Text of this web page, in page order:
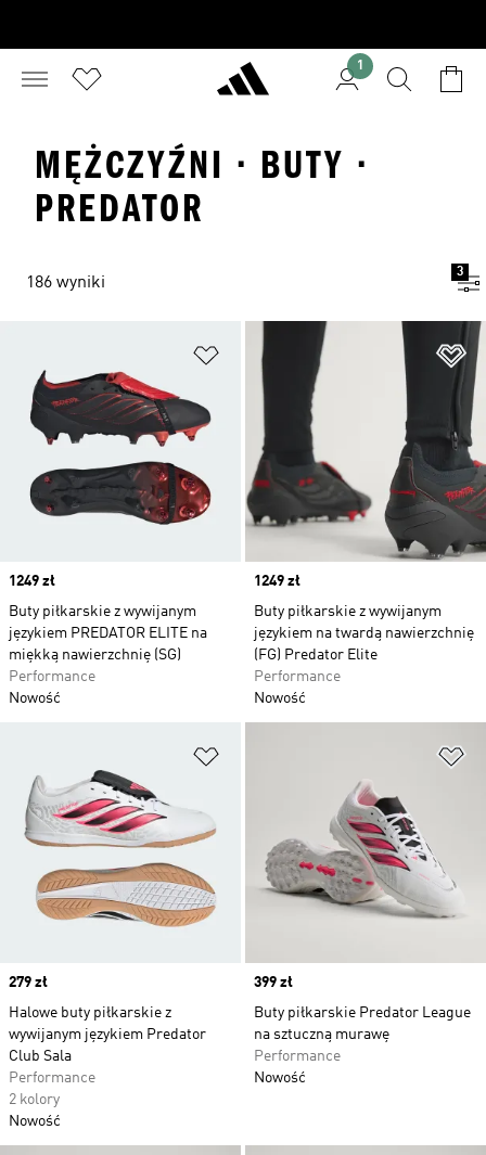
1
MĘŻCZYŹNI · BUTY ·
PREDATOR
186 wyniki
3
Dodaj do listy życzeń
Price
1249 zł
Buty piłkarskie z wywijanym
językiem PREDATOR ELITE na
miękką nawierzchnię (SG)
Performance
Nowość
Price
1249 zł
Buty piłkarskie z wywijanym
językiem na twardą nawierzchnię
(FG) Predator Elite
Performance
Nowość
Price
279 zł
Halowe buty piłkarskie z
wywijanym językiem Predator
Club Sala
Performance
2 kolory
Nowość
Price
399 zł
Buty piłkarskie Predator League
na sztuczną murawę
Performance
Nowość